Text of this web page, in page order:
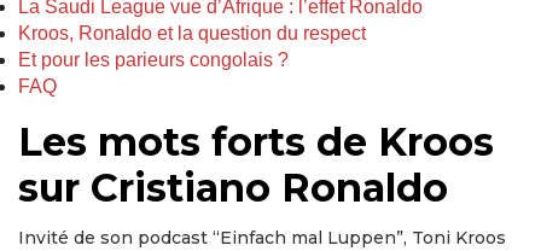
La Saudi League vue d’Afrique : l’effet Ronaldo
Kroos, Ronaldo et la question du respect
Et pour les parieurs congolais ?
FAQ
Les mots forts de Kroos
sur Cristiano Ronaldo
Invité de son podcast “Einfach mal Luppen”, Toni Kroos